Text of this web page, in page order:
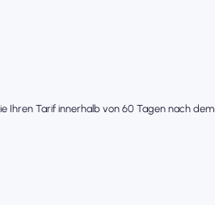
Ihren Tarif innerhalb von 60 Tagen nach dem